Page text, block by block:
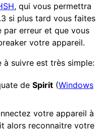
, qui vous permettra
si plus tard vous faites
par erreur et que vous
votre appareil.
à suivre est très simple:
de Spirit (Windows
votre appareil à
alors reconnaitre votre